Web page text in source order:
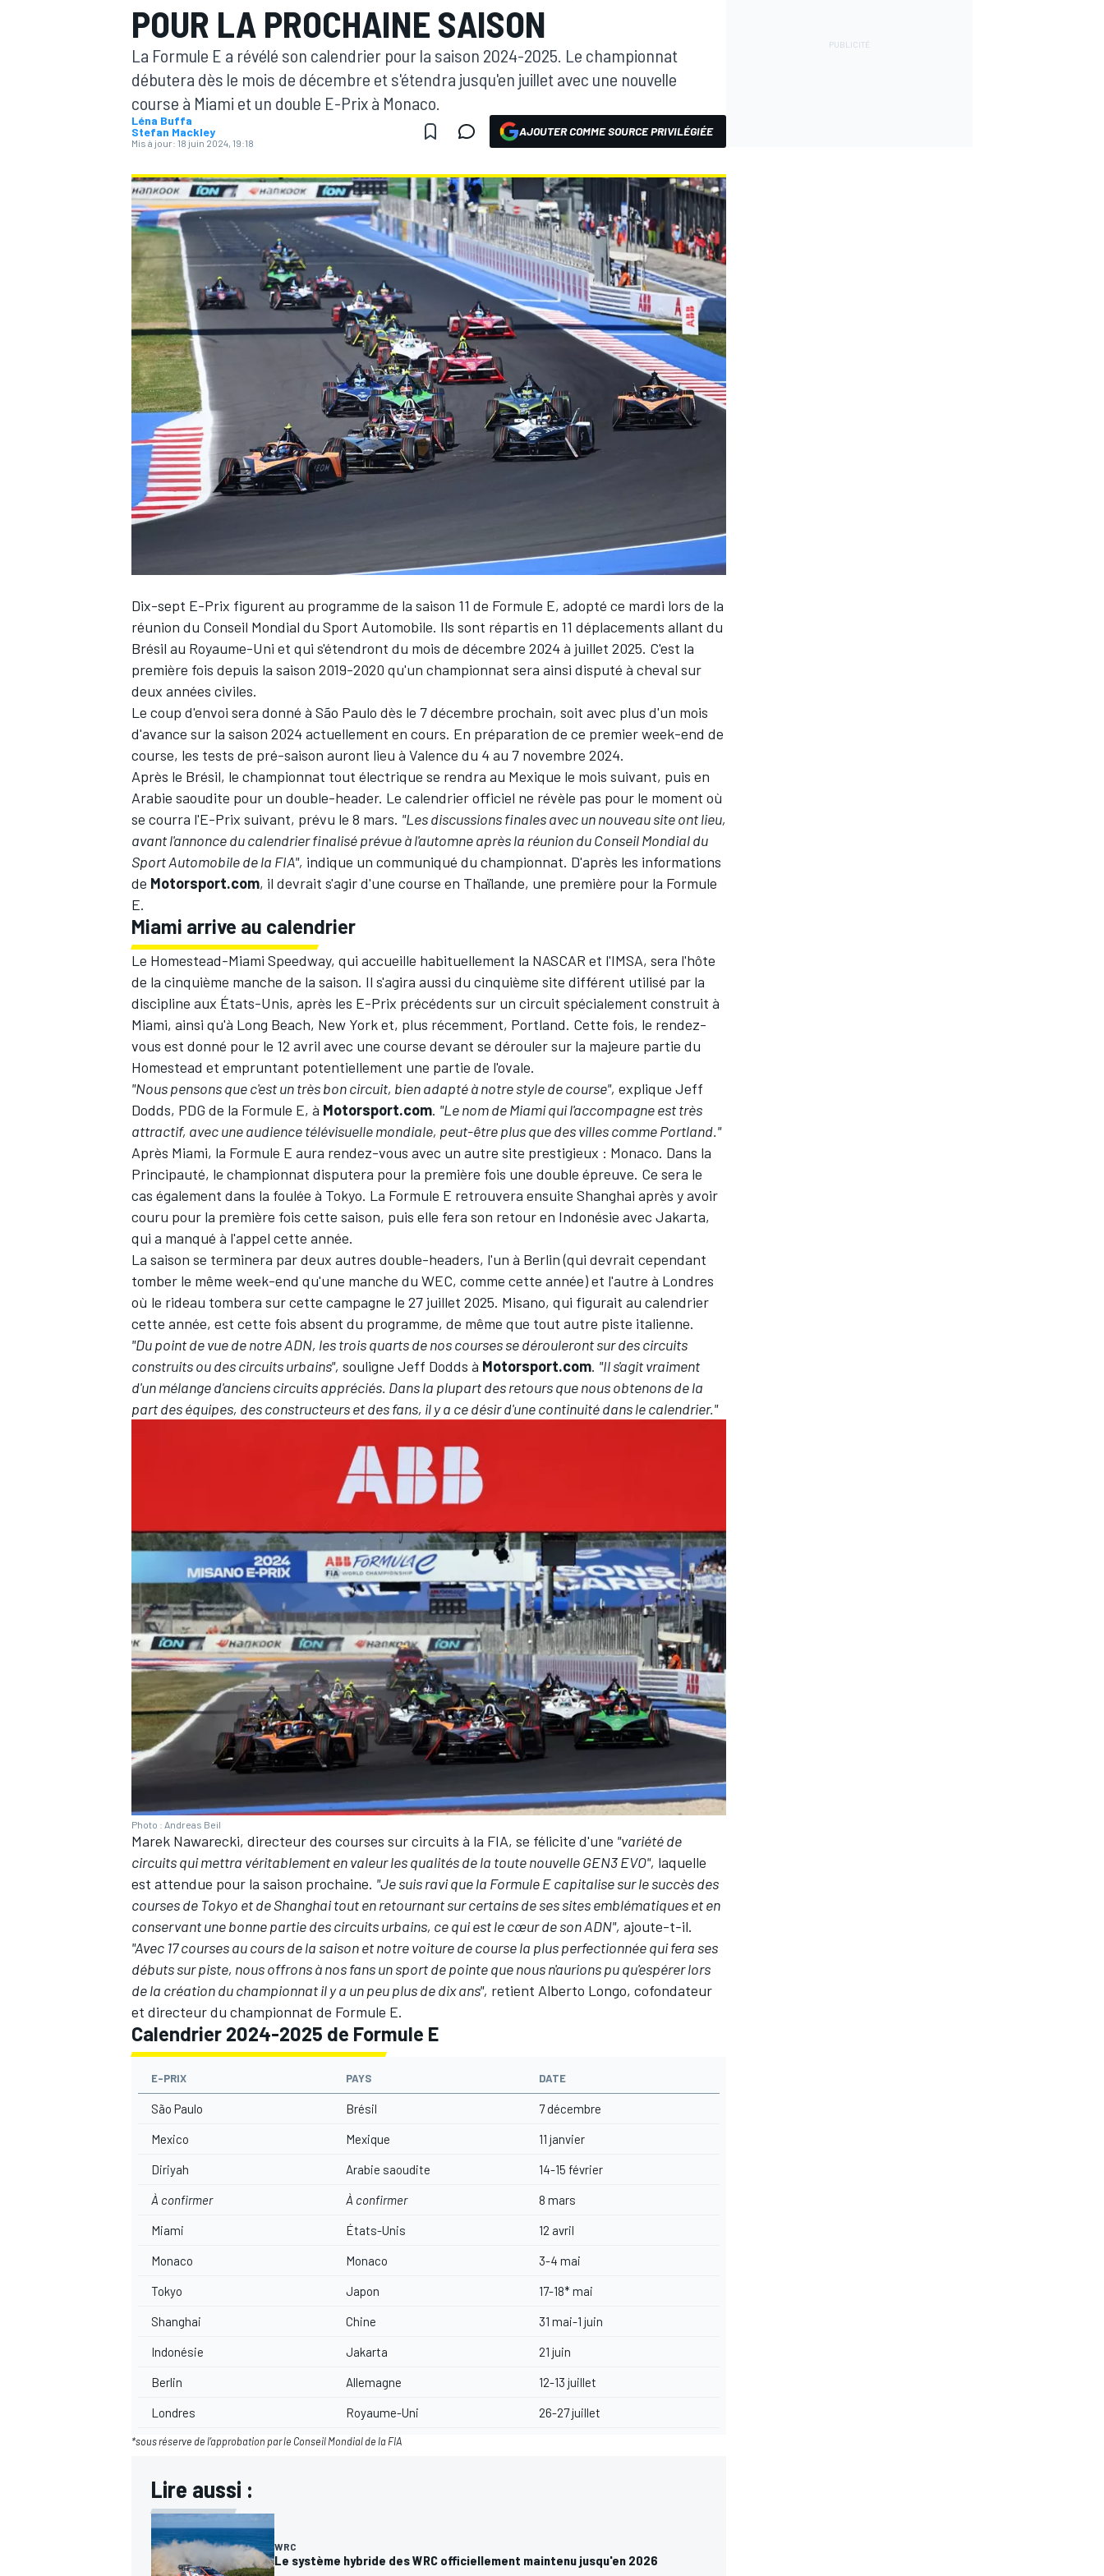
MOTOGP
AUTRES CHAMPIONNATS
POUR LA PROCHAINE SAISON
La Formule E a révélé son calendrier pour la saison 2024-2025. Le championnat
débutera dès le mois de décembre et s'étendra jusqu'en juillet avec une nouvelle
course à Miami et un double E-Prix à Monaco.
Léna Buffa
Stefan Mackley
Mis à jour: 18 juin 2024, 19:18
AJOUTER COMME SOURCE PRIVILÉGIÉE
Dix-sept E-Prix figurent au programme de la saison 11 de Formule E, adopté ce mardi lors de la
réunion du Conseil Mondial du Sport Automobile. Ils sont répartis en 11 déplacements allant du
Brésil au Royaume-Uni et qui s'étendront du mois de décembre 2024 à juillet 2025. C'est la
première fois depuis la saison 2019-2020 qu'un championnat sera ainsi disputé à cheval sur
deux années civiles.
Le coup d'envoi sera donné à São Paulo dès le 7 décembre prochain, soit avec plus d'un mois
d'avance sur la saison 2024 actuellement en cours. En préparation de ce premier week-end de
course, les tests de pré-saison auront lieu à Valence du 4 au 7 novembre 2024.
Après le Brésil, le championnat tout électrique se rendra au Mexique le mois suivant, puis en
Arabie saoudite pour un double-header. Le calendrier officiel ne révèle pas pour le moment où
se courra l'E-Prix suivant, prévu le 8 mars. "Les discussions finales avec un nouveau site ont lieu,
avant l'annonce du calendrier finalisé prévue à l'automne après la réunion du Conseil Mondial du
Sport Automobile de la FIA", indique un communiqué du championnat. D'après les informations
de Motorsport.com, il devrait s'agir d'une course en Thaïlande, une première pour la Formule
E.
Miami arrive au calendrier
Le Homestead-Miami Speedway, qui accueille habituellement la NASCAR et l'IMSA, sera l'hôte
de la cinquième manche de la saison. Il s'agira aussi du cinquième site différent utilisé par la
discipline aux États-Unis, après les E-Prix précédents sur un circuit spécialement construit à
Miami, ainsi qu'à Long Beach, New York et, plus récemment, Portland. Cette fois, le rendez-
vous est donné pour le 12 avril avec une course devant se dérouler sur la majeure partie du
Homestead et empruntant potentiellement une partie de l'ovale.
"Nous pensons que c'est un très bon circuit, bien adapté à notre style de course", explique Jeff
Dodds, PDG de la Formule E, à Motorsport.com. "Le nom de Miami qui l'accompagne est très
attractif, avec une audience télévisuelle mondiale, peut-être plus que des villes comme Portland."
Après Miami, la Formule E aura rendez-vous avec un autre site prestigieux : Monaco. Dans la
Principauté, le championnat disputera pour la première fois une double épreuve. Ce sera le
cas également dans la foulée à Tokyo. La Formule E retrouvera ensuite Shanghai après y avoir
couru pour la première fois cette saison, puis elle fera son retour en Indonésie avec Jakarta,
qui a manqué à l'appel cette année.
La saison se terminera par deux autres double-headers, l'un à Berlin (qui devrait cependant
tomber le même week-end qu'une manche du WEC, comme cette année) et l'autre à Londres
où le rideau tombera sur cette campagne le 27 juillet 2025. Misano, qui figurait au calendrier
cette année, est cette fois absent du programme, de même que tout autre piste italienne.
"Du point de vue de notre ADN, les trois quarts de nos courses se dérouleront sur des circuits
construits ou des circuits urbains", souligne Jeff Dodds à Motorsport.com. "Il s'agit vraiment
d'un mélange d'anciens circuits appréciés. Dans la plupart des retours que nous obtenons de la
part des équipes, des constructeurs et des fans, il y a ce désir d'une continuité dans le calendrier."
Photo : Andreas Beil
Marek Nawarecki, directeur des courses sur circuits à la FIA, se félicite d'une "variété de
circuits qui mettra véritablement en valeur les qualités de la toute nouvelle GEN3 EVO", laquelle
est attendue pour la saison prochaine. "Je suis ravi que la Formule E capitalise sur le succès des
courses de Tokyo et de Shanghai tout en retournant sur certains de ses sites emblématiques et en
conservant une bonne partie des circuits urbains, ce qui est le cœur de son ADN", ajoute-t-il.
"Avec 17 courses au cours de la saison et notre voiture de course la plus perfectionnée qui fera ses
débuts sur piste, nous offrons à nos fans un sport de pointe que nous n'aurions pu qu'espérer lors
de la création du championnat il y a un peu plus de dix ans", retient Alberto Longo, cofondateur
et directeur du championnat de Formule E.
Calendrier 2024-2025 de Formule E
E-PRIX PAYS DATE
São Paulo Brésil 7 décembre
Mexico Mexique 11 janvier
Diriyah Arabie saoudite 14-15 février
À confirmer À confirmer 8 mars
Miami États-Unis 12 avril
Monaco Monaco 3-4 mai
Tokyo Japon 17-18* mai
Shanghai Chine 31 mai-1 juin
Indonésie Jakarta 21 juin
Berlin Allemagne 12-13 juillet
Londres Royaume-Uni 26-27 juillet
*sous réserve de l’approbation par le Conseil Mondial de la FIA
Lire aussi :
WRC
Le système hybride des WRC officiellement maintenu jusqu'en 2026